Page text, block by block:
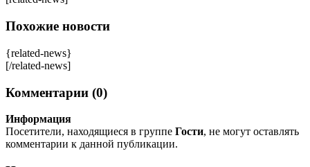
Похожие новости
{related-news}
[/related-news]
Комментарии (0)
Информация
Посетители, находящиеся в группе Гости, не могут оставлять
комментарии к данной публикации.